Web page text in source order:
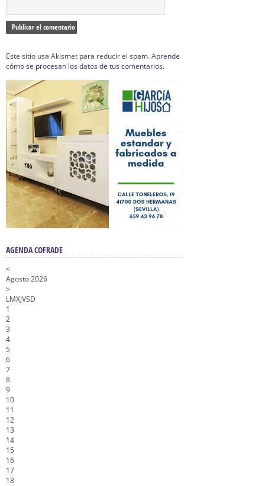
Este sitio usa Akismet para reducir el spam.Aprende
cómo se procesan los datos de tus comentarios.
AGENDA COFRADE
<
Agosto 2026
>
LMXJVSD
1
2
3
4
5
6
7
8
9
10
11
12
13
14
15
16
17
18